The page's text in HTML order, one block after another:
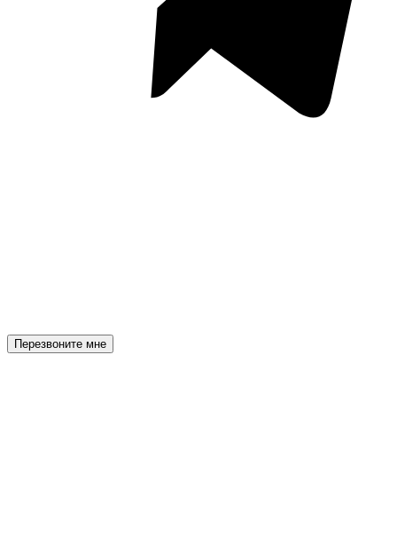
Перезвоните мне